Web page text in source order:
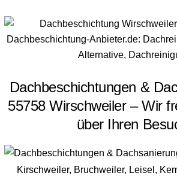
Dachbeschichtungen &
55758 Wirschweiler – Wir
über Ihren